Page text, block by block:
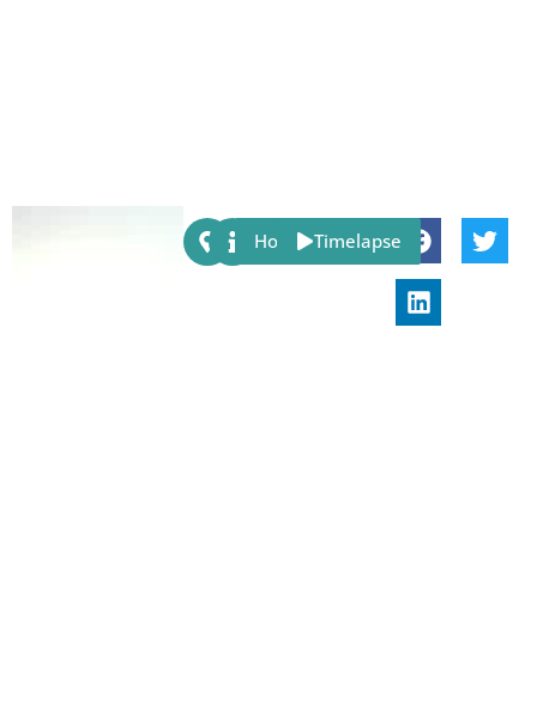
Share:
Host Timelapse